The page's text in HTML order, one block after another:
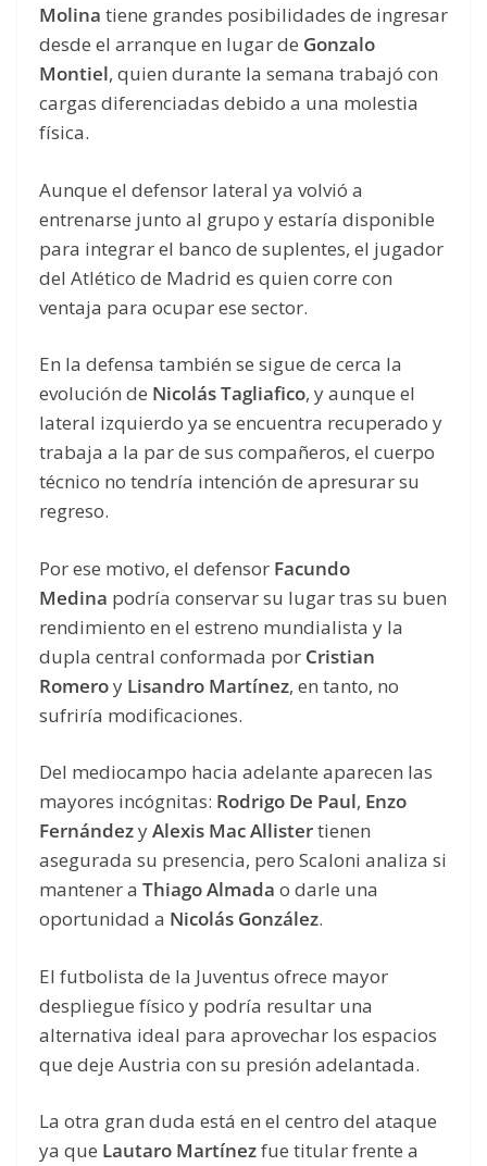
Molina tiene grandes posibilidades de ingresar
desde el arranque en lugar de Gonzalo
Montiel, quien durante la semana trabajó con
cargas diferenciadas debido a una molestia
física.
Aunque el defensor lateral ya volvió a
entrenarse junto al grupo y estaría disponible
para integrar el banco de suplentes, el jugador
del Atlético de Madrid es quien corre con
ventaja para ocupar ese sector.
En la defensa también se sigue de cerca la
evolución de Nicolás Tagliafico, y aunque el
lateral izquierdo ya se encuentra recuperado y
trabaja a la par de sus compañeros, el cuerpo
técnico no tendría intención de apresurar su
regreso.
Por ese motivo, el defensor Facundo
Medina podría conservar su lugar tras su buen
rendimiento en el estreno mundialista y la
dupla central conformada por Cristian
Romeroy Lisandro Martínez, en tanto, no
sufriría modificaciones.
Del mediocampo hacia adelante aparecen las
mayores incógnitas: Rodrigo De Paul, Enzo
FernándezyAlexis Mac Allistertienen
asegurada su presencia, pero Scaloni analiza si
mantener a Thiago Almada o darle una
oportunidad a Nicolás González.
El futbolista de la Juventus ofrece mayor
despliegue físico y podría resultar una
alternativa ideal para aprovechar los espacios
que deje Austria con su presión adelantada.
La otra gran duda está en el centro del ataque
ya que Lautaro Martínezfue titular frente a